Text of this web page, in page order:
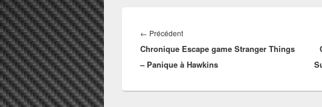
de
l’article
← PrécédentArticle
précédent :
Chronique Escape game Stranger Things
– Panique à Hawkins